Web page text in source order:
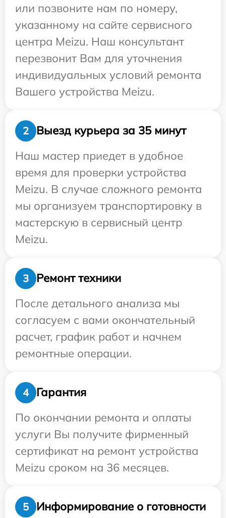
или позвоните нам по номеру,
указанному на сайте сервисного
центра Meizu. Наш консультант
перезвонит Вам для уточнения
индивидуальных условий ремонта
Вашего устройства Meizu.
2
Выезд курьера за 35 минут
Наш мастер приедет в удобное
время для проверки устройства
Meizu. В случае сложного ремонта
мы организуем транспортировку в
мастерскую в сервисный центр
Meizu.
3
Ремонт техники
После детального анализа мы
согласуем с вами окончательный
расчет, график работ и начнем
ремонтные операции.
4
Гарантия
По окончании ремонта и оплаты
услуги Вы получите фирменный
сертификат на ремонт устройства
Meizu сроком на 36 месяцев.
5 Информирование о готовности